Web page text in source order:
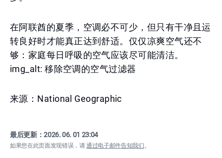
在阿联酋的夏季，空调必不可少，但只有干净且运
转良好时才能真正达到舒适。仅仅凉爽空气还不
够：家庭每日呼吸的空气应该尽可能清洁。
img_alt: 移除空调的空气过滤器
来源：National Geographic
最后更新：2026. 06. 01 23:04
如果您在此页面发现错误，请通过电子邮件告知我们。